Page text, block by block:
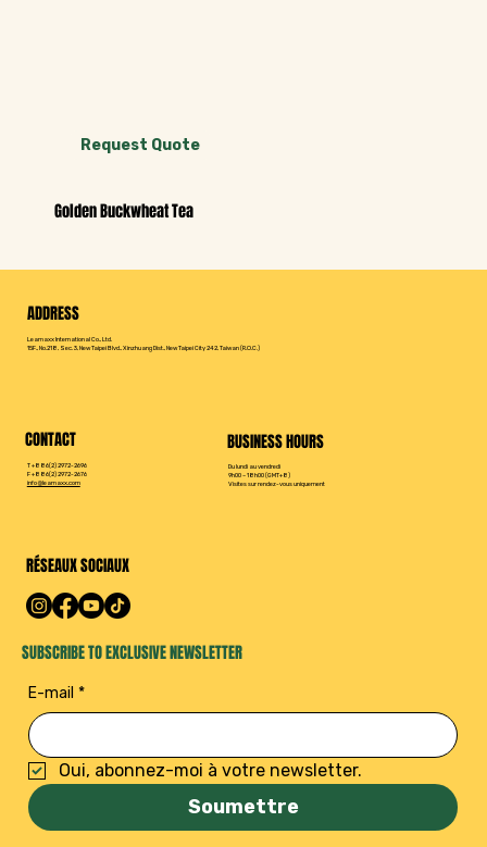
Request Quote
Golden Buckwheat Tea
ADDRESS
Leamaxx International Co., Ltd.
15F., No.218, Sec. 3, New Taipei Blvd., Xinzhuang Dist., New Taipei City 242, Taiwan (R.O.C.)
T +886(2) 2972-2696
F +886(2) 2972-2676
info@leamaxx.com
CONTACT
Du lundi au vendredi
9h00 – 18h00 (GMT+8)
Visites sur rendez-vous uniquement
BUSINESS HOURS
SUBSCRIBE TO EXCLUSIVE NEWSLETTER
RÉSEAUX SOCIAUX
E-mail *
Oui, abonnez-moi à votre newsletter.
Soumettre